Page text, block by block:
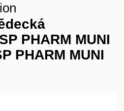
PHARM MUNI
PHARM MUNI